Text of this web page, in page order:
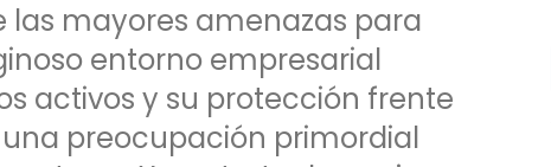
las mayores amenazas para
entorno empresarial
activos y su protección frente
preocupación primordial